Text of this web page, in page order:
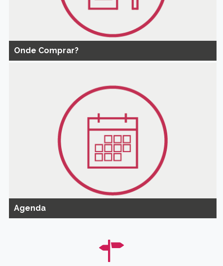
Onde Comprar?
Agenda